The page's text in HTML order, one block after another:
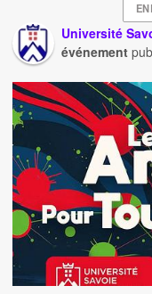
Université
événement